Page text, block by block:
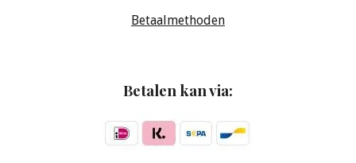
Betaalmethoden
Betalen kan via: